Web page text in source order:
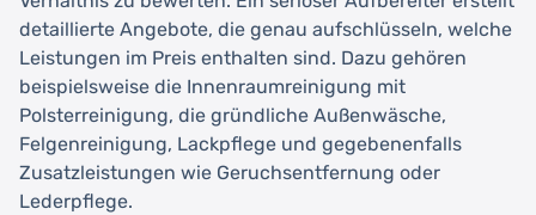
detaillierte Angebote, die genau aufschlüsseln, welche
Leistungen im Preis enthalten sind. Dazu gehören
beispielsweise die Innenraumreinigung mit
Polsterreinigung, die gründliche Außenwäsche,
Felgenreinigung, Lackpflege und gegebenenfalls
Zusatzleistungen wie Geruchsentfernung oder
Lederpflege.